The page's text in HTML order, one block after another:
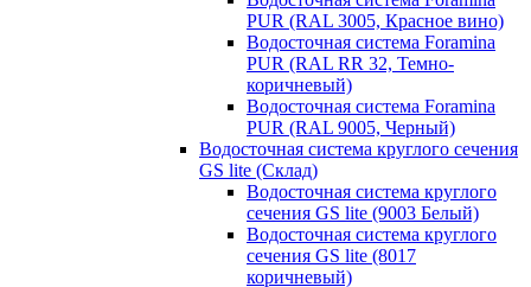
PUR (RAL 3005, Красное вино)
Водосточная система Foramina
PUR (RAL RR 32, Темно-
коричневый)
Водосточная система Foramina
PUR (RAL 9005, Черный)
Водосточная система круглого сечения
GS lite (Склад)
Водосточная система круглого
сечения GS lite (9003 Белый)
Водосточная система круглого
сечения GS lite (8017
коричневый)